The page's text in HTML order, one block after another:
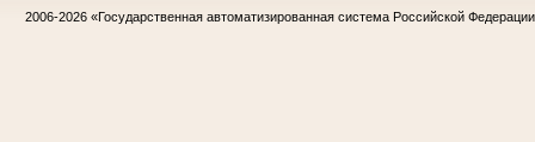
2006-2026 «Государственная автоматизированная система Российской